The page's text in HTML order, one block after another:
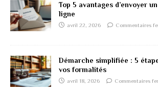
Top 5 avantages d’envoyer
ligne
avril 22, 2026 Commentaires
Démarche simplifiée : 5
vos formalités
avril 18, 2026 Commentaires